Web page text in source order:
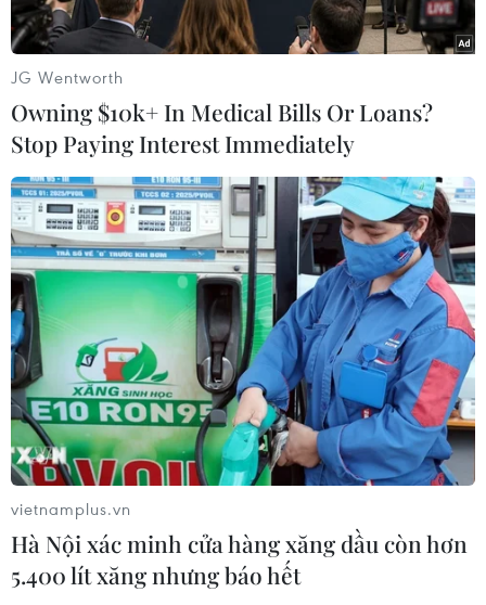
9,1 tỷ đồng với mong muốn đồng bào sớm ổn
định cuộc sống./.
(Vietnam+)
#Cho vay #Hỗ trợ người dân
#Mưa lũ
#Tây Nguyên
#Ổn định sản xuất
#Xử lý nợ
#An sinh xã hội
#Ngân hàng Nhà nước
Bình Định
TP. Đà Nẵng Đắk Lắk
JG Wentworth
Owning $10k+ In Medical Bills Or Loans?
Stop Paying Interest Immediately
vietnamplus.vn
Hà Nội xác minh cửa hàng xăng dầu còn hơn
5.400 lít xăng nhưng báo hết